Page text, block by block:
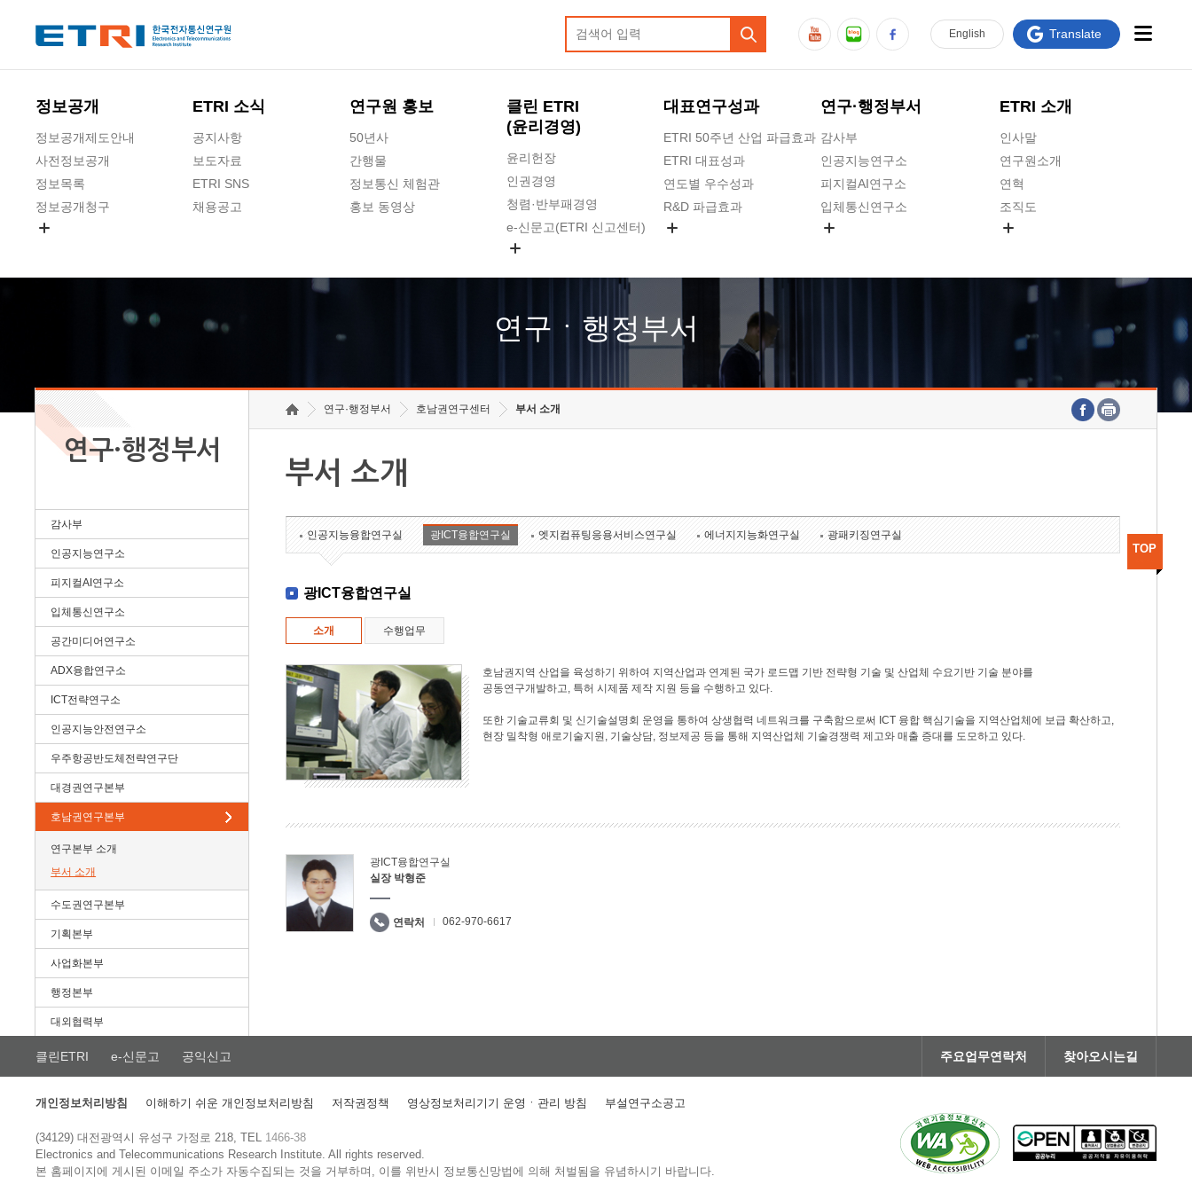
정보공개
정보공개제도안내
사전정보공개
정보목록
정보공개청구
ETRI 소식
공지사항
보도자료
ETRI SNS
채용공고
연구원 홍보
50년사
간행물
정보통신 체험관
홍보 동영상
클린 ETRI
(윤리경영)
윤리헌장
인권경영
청렴·반부패경영
e-신문고(ETRI 신고센터)
고객의소리
수의계약 현황
대표연구성과
ETRI 50주년 산업 파급효과
ETRI 대표성과
연도별 우수성과
R&D 파급효과
연구·행정부서
감사부
인공지능연구소
피지컬AI연구소
입체통신연구소
호남권연구본부
기획본부
ETRI 소개
인사말
연구원소개
연혁
조직도
연구원 고객헌장
주요업무연락처
English Translate
연구ㆍ행정부서
연구·행정부서
감사부
인공지능연구소
피지컬AI연구소
입체통신연구소
공간미디어연구소
ADX융합연구소
ICT전략연구소
인공지능안전연구소
우주항공반도체전략연구단
대경권연구본부
호남권연구본부
연구본부 소개
부서 소개
수도권연구본부
기획본부
사업화본부
행정본부
대외협력부
연구·행정부서 호남권연구센터 부서 소개
부서 소개
인공지능융합연구실 광ICT융합연구실 엣지컴퓨팅응용서비스연구실 에너지지능화연구실 광패키징연구실
광ICT융합연구실
소개 수행업무
호남권지역 산업을 육성하기 위하여 지역산업과 연계된 국가 로드맵 기반 전략형 기술 및 산업체 수요기반 기술 분야를
공동연구개발하고, 특허 시제품 제작 지원 등을 수행하고 있다.
또한 기술교류회 및 신기술설명회 운영을 통하여 상생협력 네트워크를 구축함으로써 ICT 융합 핵심기술을 지역산업체에 보급 확산하고,
현장 밀착형 애로기술지원, 기술상담, 정보제공 등을 통해 지역산업체 기술경쟁력 제고와 매출 증대를 도모하고 있다.
광ICT융합연구실
실장 박형준
연락처 062-970-6617
TOP
클린ETRI e-신문고 공익신고 주요업무연락처 찾아오시는길
개인정보처리방침 이해하기 쉬운 개인정보처리방침 저작권정책 영상정보처리기기 운영ㆍ관리 방침 부설연구소공고
(34129) 대전광역시 유성구 가정로 218, TEL 1466-38
Electronics and Telecommunications Research Institute.All rights reserved.
본 홈페이지에 게시된 이메일 주소가 자동수집되는 것을 거부하며, 이를 위반시 정보통신망법에 의해 처벌됨을 유념하시기 바랍니다.